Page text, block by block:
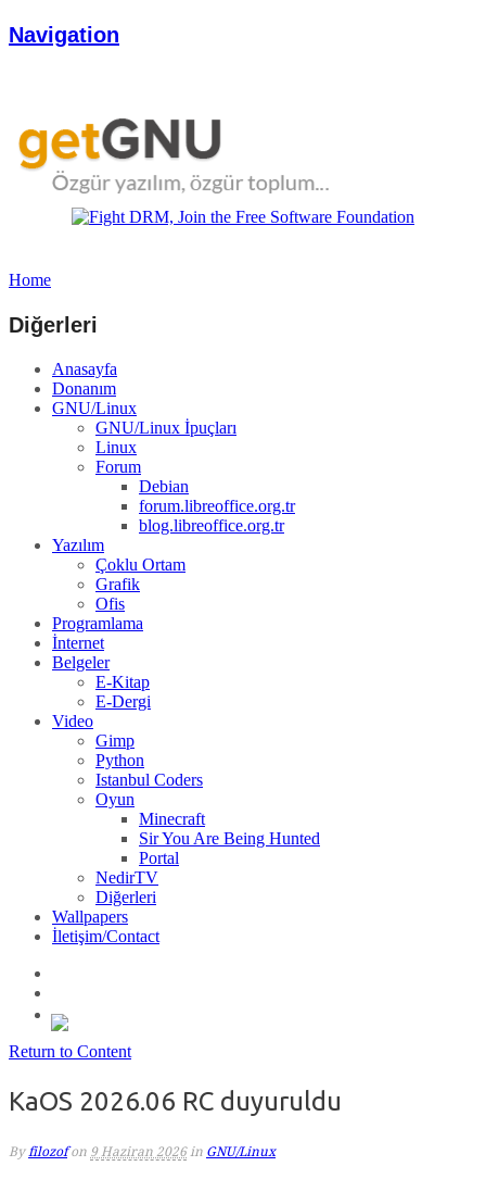
Navigation
Home
Diğerleri
Anasayfa
Donanım
GNU/Linux
GNU/Linux İpuçları
Linux
Forum
Debian
forum.libreoffice.org.tr
blog.libreoffice.org.tr
Yazılım
Çoklu Ortam
Grafik
Ofis
Programlama
İnternet
Belgeler
E-Kitap
E-Dergi
Video
Gimp
Python
Istanbul Coders
Oyun
Minecraft
Sir You Are Being Hunted
Portal
NedirTV
Diğerleri
Wallpapers
İletişim/Contact
Return to Content
KaOS 2026.06 RC duyuruldu
By filozof on 9 Haziran 2026 in GNU/Linux